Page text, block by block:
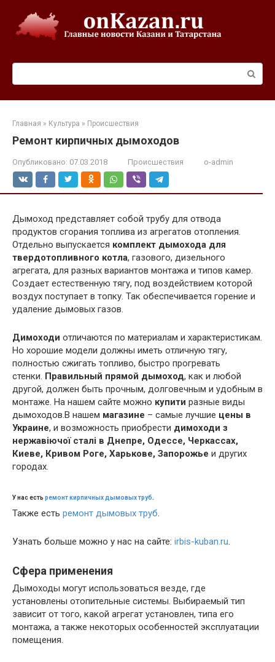
контенту
Главная » Культура » Происшествия
Ремонт кирпичных дымоходов
Опубликовано: 07.03.2018 Происшествия o-admin
Дымоход представляет собой трубу для отвода
продуктов сгорания топлива из агрегатов отопления.
Отдельно выпускается комплект дымохода для
твердотопливного котла, газового, дизельного
агрегата, для разных вариантов монтажа и типов камер.
Создает естественную тягу, под воздействием которой
воздух поступает в топку. Так обеспечивается горение и
удаление дымовых газов.
Димоходи отличаются по материалам и характеристикам.
Но хорошие модели должны иметь отличную тягу,
полностью сжигать топливо, быстро прогревать
стенки. Правильный прямой дымоход, как и любой
другой, должен быть прочным, долговечным и удобным в
монтаже. На нашем сайте можно купити разные виды
дымоходов.В нашем магазине – самые лучшие цены в
Украине, и возможность приобрести димоходи з
нержавіючої сталі в Днепре, Одессе, Черкассах,
Киеве, Кривом Роге, Харькове, Запорожье и других
городах.
У нас естьремонт кирпичных дымовых труб.
Также есть ремонт дымовых труб.
Узнать больше можно у нас на сайте: irbis-kuban.ru.
Сфера применения
Дымоходы могут использоваться везде, где
установлены отопительные системы. Выбираемый тип
зависит от того, какой агрегат установлен, типа его
монтажа, а также некоторых особенностей эксплуатации
помещения.